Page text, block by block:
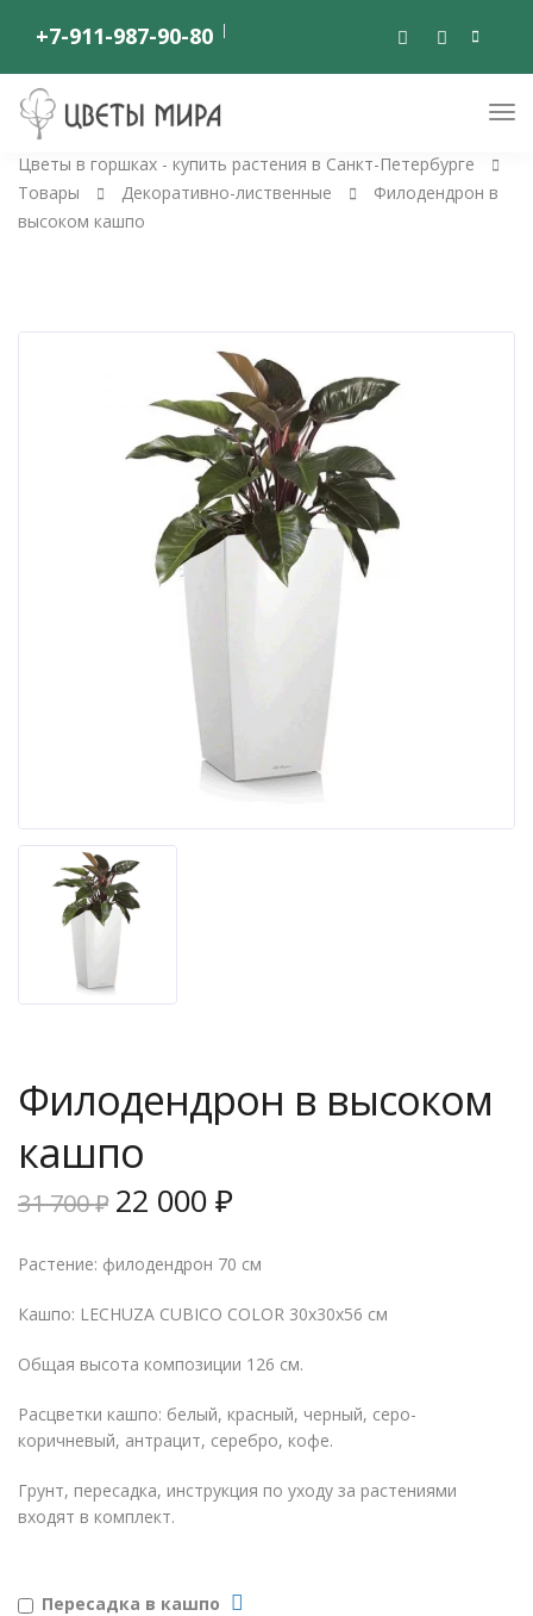
+7-911-987-90-80
Цветы в горшках - купить растения в Санкт-Петербурге
Товары
Декоративно-лиственные
Филодендрон в
высоком кашпо
Филодендрон в высоком
кашпо
31 700₽ Первоначальная
составляла
700 ₽.
22 000₽Текущая
22
Растение: филодендрон 70 см
Кашпо: LECHUZA CUBICO COLOR 30х30х56 см
Общая высота композиции 126 см.
Расцветки кашпо: белый, красный, черный, серо-
коричневый, антрацит, серебро, кофе.
Грунт, пересадка, инструкция по уходу за растениями
входят в комплект.
Пересадка в кашпо